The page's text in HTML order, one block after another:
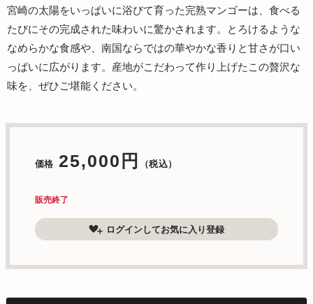
宮崎の太陽をいっぱいに浴びて育った完熟マンゴーは、食べる
たびにその完成された味わいに驚かされます。とろけるような
なめらかな食感や、南国ならではの華やかな香りと甘さが口い
っぱいに広がります。産地がこだわって作り上げたこの贅沢な
味を、ぜひご堪能ください。
価格 25,000円 （税込）
販売終了
ログインしてお気に入り登録